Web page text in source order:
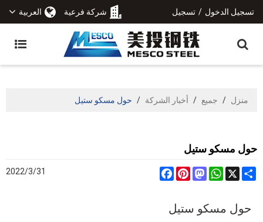
تسجيل الدخول / تسجيل شركة فرعية العربية
منزل / جميع / أخبار الشركة / حول مسكو ستيل
حول مسكو ستيل
Share
FacebookPinterest
Mastodon
WhatsApp X
2022/3/31
حول مسكو ستيل